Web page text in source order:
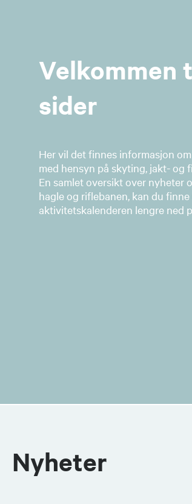
Velkommen
sider
Her vil det finnes informasjon
med hensyn på skyting, jakt- og
En samlet oversikt​ over nyheter
hagle og riflebanen, kan du
aktivitetskalenderen lengre ned
Nyheter